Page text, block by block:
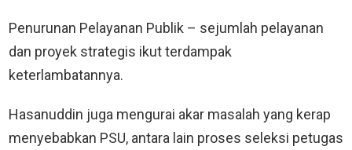
Penurunan Pelayanan Publik – sejumlah pelayanan
dan proyek strategis ikut terdampak
keterlambatannya.
Hasanuddin juga mengurai akar masalah yang kerap
menyebabkan PSU, antara lain proses seleksi petugas